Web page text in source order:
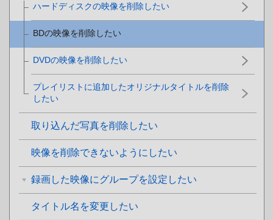
ハードディスクの映像を削除したい
BDの映像を削除したい
DVDの映像を削除したい
プレイリストに追加したオリジナルタイトルを削除
したい
取り込んだ写真を削除したい
映像を削除できないようにしたい
録画した映像にグループを設定したい
タイトル名を変更したい